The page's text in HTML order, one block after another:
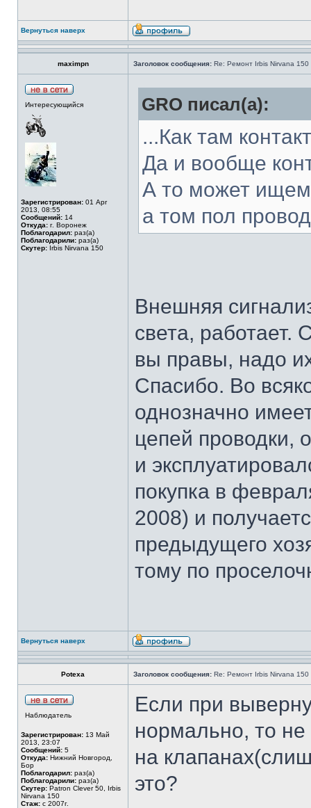
Вернуться наверх
maximpn Заголовок сообщения: Re: Ремонт Irbis Nirvana 150
Интересующийся
Зарегистрирован: 01 Apr
2013, 08:55
Сообщений: 14
Откуда: г. Воронеж
Поблагодарил: раз(а)
Поблагодарили: раз(а)
Скутер: Irbis Nirvana 150
GRO писал(а):
...Как там
Да и вообще
А то может
а том пол
Внешняя
света, работает.
вы правы, надо
Спасибо. Во
однозначно
цепей проводки,
и
покупка в
2008) и
предыдущего
тому по
Вернуться наверх
Potexa Заголовок сообщения: Re: Ремонт Irbis Nirvana 150
Наблюдатель
Зарегистрирован: 13 Май
2013, 23:07
Сообщений: 5
Откуда: Нижний Новгород,
Бор
Поблагодарил: раз(а)
Поблагодарили: раз(а)
Скутер: Patron Clever 50, Irbis
Nirvana 150
Стаж: с 2007г.
Если при
нормально, то
на
это?